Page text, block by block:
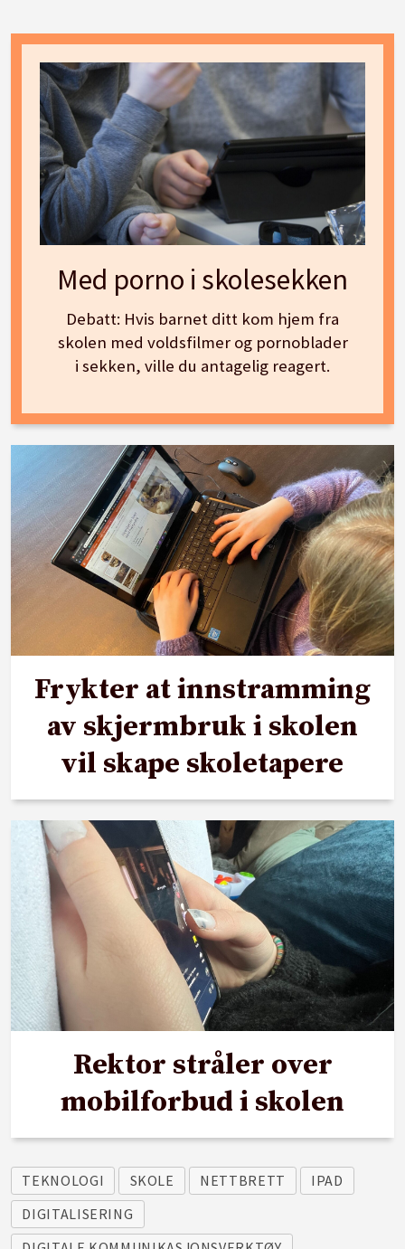
Med porno i skolesekken
Debatt: Hvis barnet ditt kom hjem fra
skolen med voldsfilmer og pornoblader
i sekken, ville du antagelig reagert.
Frykter at innstramming
av skjermbruk i skolen
vil skape skoletapere
Rektor stråler over
mobilforbud i skolen
TEKNOLOGI SKOLE NETTBRETT
IPAD
DIGITALISERING